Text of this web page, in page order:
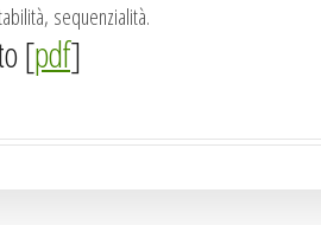
sequenzialità.
[pdf]